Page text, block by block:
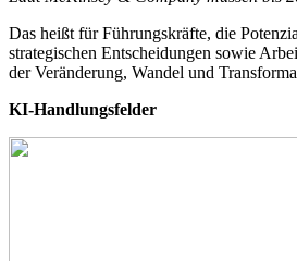
Das heißt für Führungskräfte, die
strategischen Entscheidungen sowie
der Veränderung, Wandel und
KI-Handlungsfelder